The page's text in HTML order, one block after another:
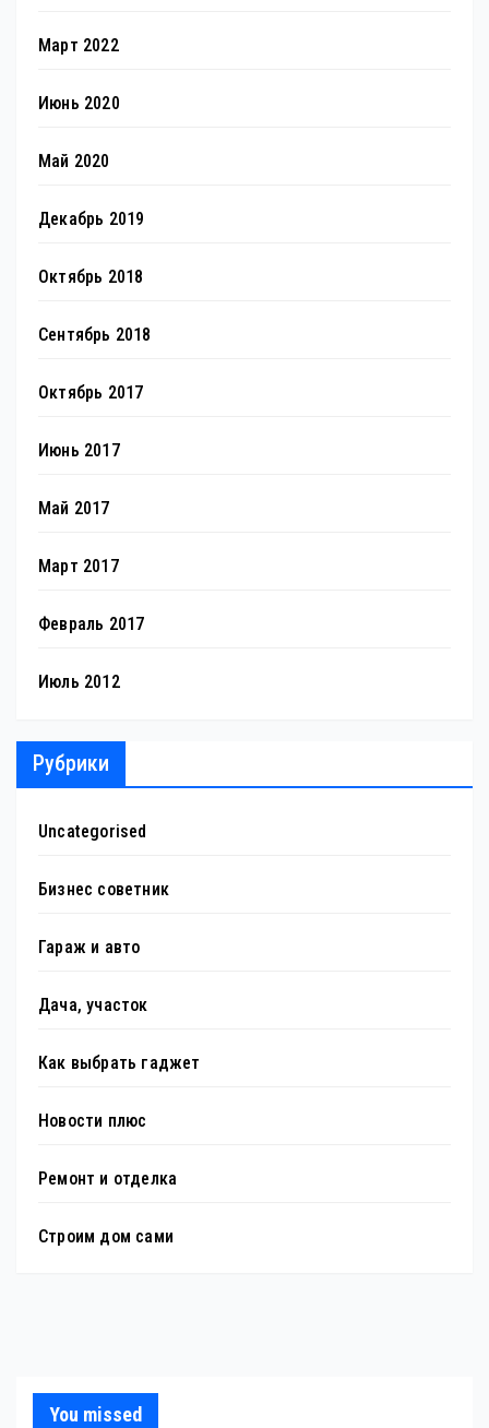
Март 2022
Июнь 2020
Май 2020
Декабрь 2019
Октябрь 2018
Сентябрь 2018
Октябрь 2017
Июнь 2017
Май 2017
Март 2017
Февраль 2017
Июль 2012
Рубрики
Uncategorised
Бизнес советник
Гараж и авто
Дача, участок
Как выбрать гаджет
Новости плюс
Ремонт и отделка
Строим дом сами
You missed